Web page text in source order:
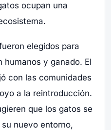
ocupan una
elegidos para
y ganado. El
con las comunidades
a la reintroducción.
que los gatos se
nuevo entorno,